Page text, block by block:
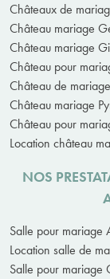
Châteaux de
Château mariage
Château mariage
Château pour
Château de
Château mariage
Château pour
Location château
NOS
Salle pour mariage
Location salle de
Salle pour mariage